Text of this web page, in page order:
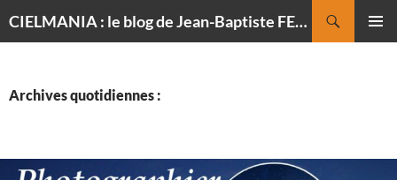
CIELMANIA : le blog de Jean-Baptiste FELDMANN, photographe du ciel
Archives quotidiennes :